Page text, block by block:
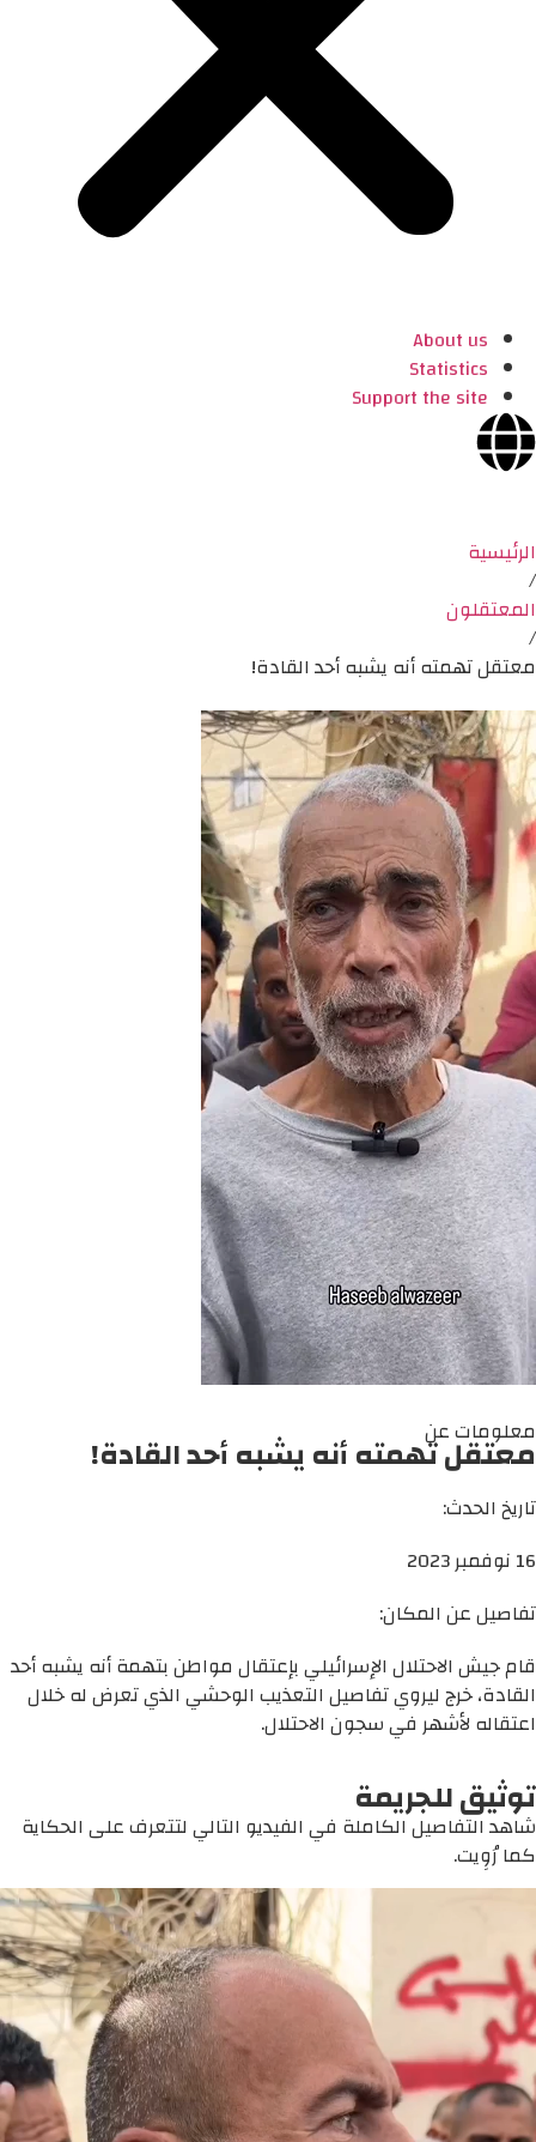
About us
Statistics
Support the site
الرئيسية
/
المعتقلون
/
معتقل تهمته أنه يشبه أحد القادة!
معلومات عن
معتقل تهمته أنه يشبه أحد القادة!
تاريخ الحدث:
16 نوفمبر 2023
تفاصيل عن المكان:
قام جيش الاحتلال الإسرائيلي بإعتقال مواطن بتهمة أنه يشبه أحد
القادة، خرج ليروي تفاصيل التعذيب الوحشي الذي تعرض له خلال
اعتقاله لأشهر في سجون الاحتلال.
توثيق للجريمة
شاهد التفاصيل الكاملة في الفيديو التالي لتتعرف على الحكاية
كما رُوِيت.